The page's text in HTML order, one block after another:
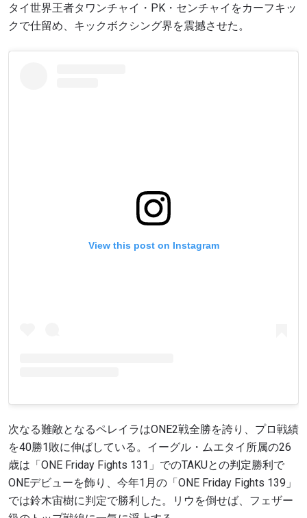
タイ世界王者タワンチャイ・PK・センチャイをカーフキッ
クで仕留め、キックボクシング界を震撼させた。
View this post on Instagram
次なる難敵となるペレイラはONE2戦全勝を誇り、プロ戦績
を40勝1敗に伸ばしている。イーグル・ムエタイ所属の26
歳は「ONE Friday Fights 131」でのTAKUとの判定勝利で
ONEデビューを飾り、今年1月の「ONE Friday Fights 139」
では鈴木宙樹に判定で勝利した。リウを倒せば、フェザー